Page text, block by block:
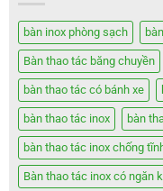
bàn inox phòng sạch
Bàn thao tác băng chuyền
bàn thao tác có bánh xe
bàn thao tác inox bàn
bàn thao tác inox chống
Bàn thao tác inox có ngăn